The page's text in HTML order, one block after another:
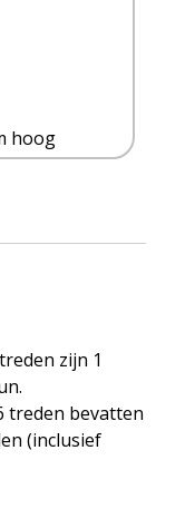
hoog
zijn 1
treden bevatten
(inclusief